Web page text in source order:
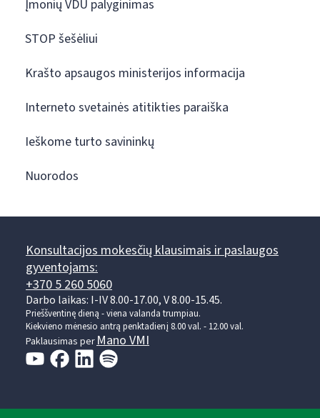
Įmonių VDU palyginimas
STOP šešėliui
Krašto apsaugos ministerijos informacija
Interneto svetainės atitikties paraiška
Ieškome turto savininkų
Nuorodos
Konsultacijos mokesčių klausimais ir paslaugos
gyventojams:
+370 5 260 5060
Darbo laikas: I-IV 8.00-17.00, V 8.00-15.45.
Prieššventinę dieną - viena valanda trumpiau.
Kiekvieno mėnesio antrą penktadienį 8.00 val. - 12.00 val.
Paklausimas per Mano VMI